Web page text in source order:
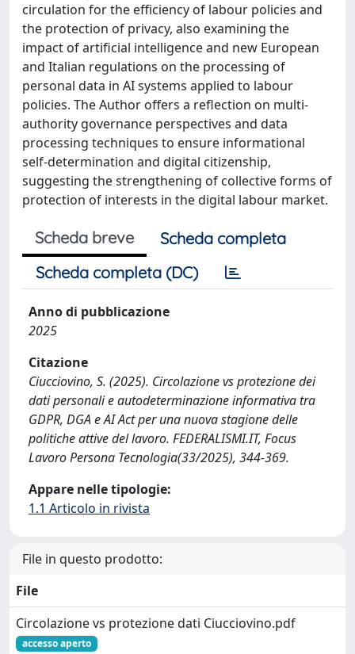
circulation for the efficiency of labour policies and
the protection of privacy, also examining the
impact of artificial intelligence and new European
and Italian regulations on the processing of
personal data in AI systems applied to labour
policies. The Author offers a reflection on multi-
authority governance perspectives and data
processing techniques to ensure informational
self-determination and digital citizenship,
suggesting the strengthening of collective forms of
protection of interests in the digital labour market.
Scheda breve
Scheda completa
Scheda completa (DC)
Anno di pubblicazione
2025
Citazione
Ciucciovino, S. (2025). Circolazione vs protezione dei
dati personali e autodeterminazione informativa tra
GDPR, DGA e AI Act per una nuova stagione delle
politiche attive del lavoro. FEDERALISMI.IT, Focus
Lavoro Persona Tecnologia(33/2025), 344-369.
Appare nelle tipologie:
1.1 Articolo in rivista
File in questo prodotto:
File
Circolazione vs protezione dati Ciucciovino.pdf
accesso aperto